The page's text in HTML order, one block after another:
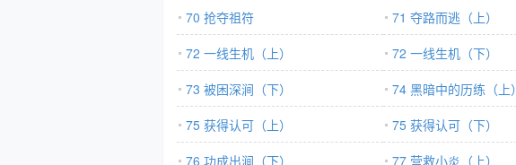
70 抢夺祖符
71 夺路而逃（上）
72 一线生机（上）
72 一线生机（下）
73 被困深涧（下）
74 黑暗中的历练（上）
75 获得认可（上）
75 获得认可（下）
76 功成出涧（下）
77 营救小炎（上）